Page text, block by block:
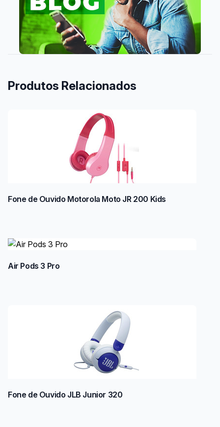
Produtos Relacionados
Fone de Ouvido Motorola Moto JR 200 Kids
Air Pods 3 Pro
Fone de Ouvido JLB Junior 320